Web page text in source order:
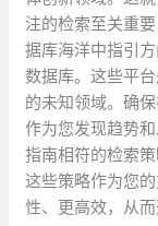
注的检索至关重
据库海洋中指引
数据库。这些平
的未知领域。确
作为您发现趋势
指南相符的检索
这些策略作为您
性、更高效，从